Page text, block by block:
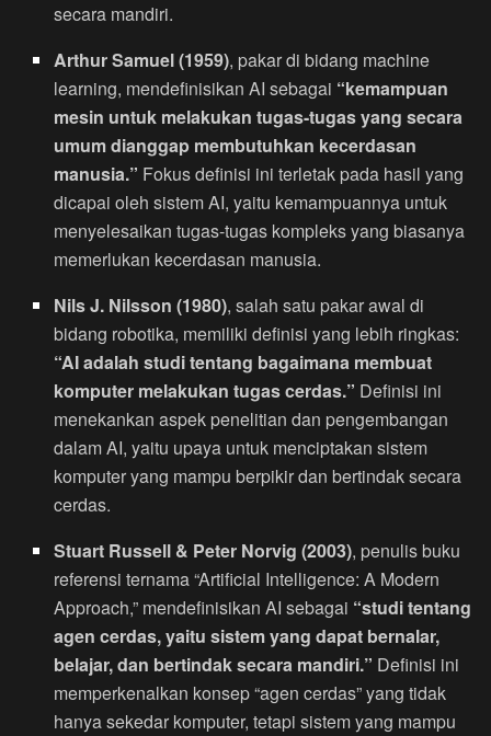
secara mandiri.
Arthur Samuel (1959), pakar di bidang machine
learning, mendefinisikan AI sebagai “kemampuan
mesin untuk melakukan tugas-tugas yang secara
umum dianggap membutuhkan kecerdasan
manusia.” Fokus definisi ini terletak pada hasil yang
dicapai oleh sistem AI, yaitu kemampuannya untuk
menyelesaikan tugas-tugas kompleks yang biasanya
memerlukan kecerdasan manusia.
Nils J. Nilsson (1980), salah satu pakar awal di
bidang robotika, memiliki definisi yang lebih ringkas:
“AI adalah studi tentang bagaimana membuat
komputer melakukan tugas cerdas.” Definisi ini
menekankan aspek penelitian dan pengembangan
dalam AI, yaitu upaya untuk menciptakan sistem
komputer yang mampu berpikir dan bertindak secara
cerdas.
Stuart Russell & Peter Norvig (2003), penulis buku
referensi ternama “Artificial Intelligence: A Modern
Approach,” mendefinisikan AI sebagai “studi tentang
agen cerdas, yaitu sistem yang dapat bernalar,
belajar, dan bertindak secara mandiri.” Definisi ini
memperkenalkan konsep “agen cerdas” yang tidak
hanya sekedar komputer, tetapi sistem yang mampu